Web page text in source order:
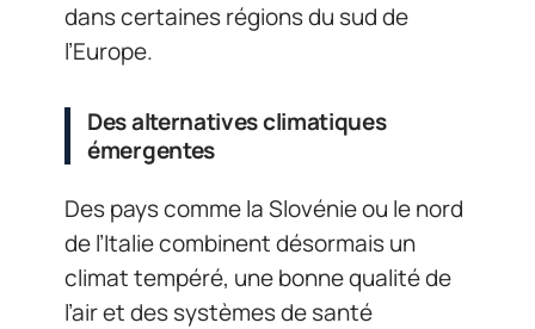
dans certaines régions du sud de
l’Europe.
Des alternatives climatiques
émergentes
Des pays comme la Slovénie ou le nord
de l’Italie combinent désormais un
climat tempéré, une bonne qualité de
l’air et des systèmes de santé